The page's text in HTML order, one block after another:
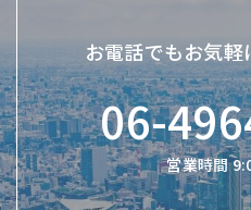
お電話でもお気
06-
営業時間